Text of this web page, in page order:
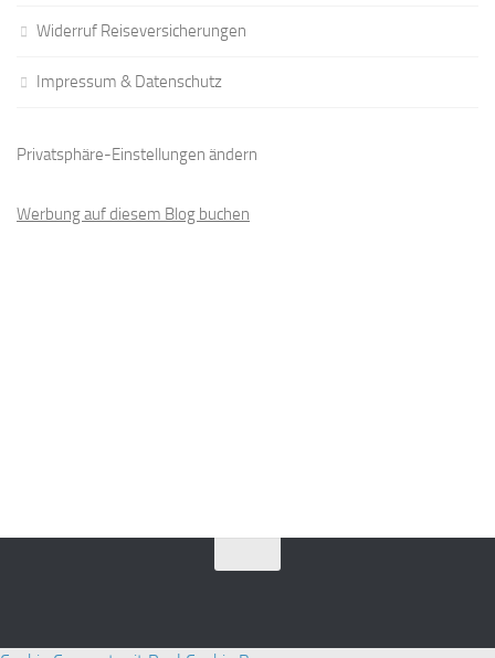
Widerruf Reiseversicherungen
Impressum & Datenschutz
Privatsphäre-Einstellungen ändern
Werbung auf diesem Blog buchen